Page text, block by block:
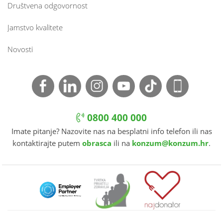
Društvena odgovornost
Jamstvo kvalitete
Novosti
0800 400 000
Imate pitanje? Nazovite nas na besplatni info telefon ili nas
kontaktirajte putem obrasca ili na konzum@konzum.hr.